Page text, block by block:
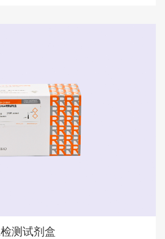
测试剂盒